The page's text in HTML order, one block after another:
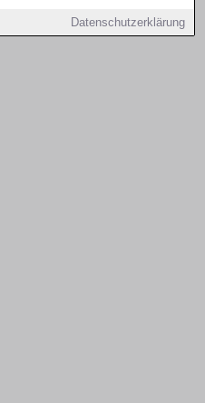
Datenschutzerklärung
GmbH | Content by: 1a-sites-autos